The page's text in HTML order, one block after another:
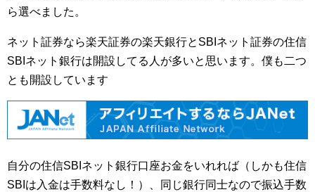
ら選べました。
ネット証券なら楽天証券の楽天銀行とSBIネット証券の住信
SBIネット銀行は開設してる人が多いと思います。僕も二つ
とも開設しています
自分の住信SBIネット銀行口座お金をいれれば（しかも住信
SBIは入金は手数料なし！）、同じ銀行同士なので振込手数